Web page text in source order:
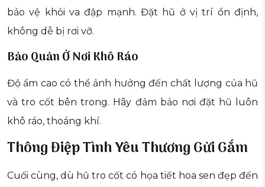
bảo vệ khỏi va đập mạnh. Đặt hũ ở vị trí ổn định,
không dễ bị rơi vỡ.
Bảo Quản Ở Nơi Khô Ráo
Độ ẩm cao có thể ảnh hưởng đến chất lượng của hũ
và tro cốt bên trong. Hãy đảm bảo nơi đặt hũ luôn
khô ráo, thoáng khí.
Thông Điệp Tình Yêu Thương Gửi Gắm
Cuối cùng, dù hũ tro cốt có họa tiết hoa sen đẹp đến